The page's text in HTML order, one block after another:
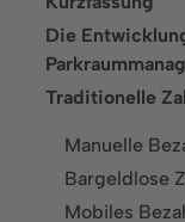
Die
Traditionelle
Manuelle
Bargeldlose
Mobiles
Sprache
Lösungen